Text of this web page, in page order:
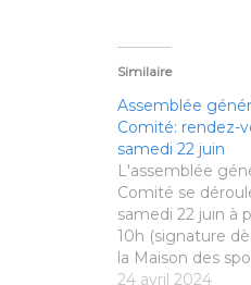
Similaire
Assemblée
Comité: rendez-
samedi 22 juin
L'assemblée
Comité se
samedi 22 juin à
10h (signature
la Maison des
Rennes. Les clubs
24 avril 2024